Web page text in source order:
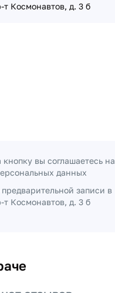
т Космонавтов, д. 3 б
вы соглашаетесь на
данных
предварительной записи в
т Космонавтов, д. 3 б